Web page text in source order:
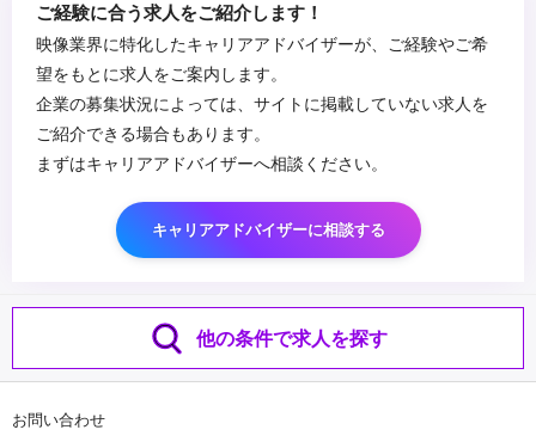
ご経験に合う求人をご紹介します！
映像業界に特化したキャリアアドバイザーが、ご経験やご希
望をもとに求人をご案内します。
企業の募集状況によっては、サイトに掲載していない求人を
ご紹介できる場合もあります。
まずはキャリアアドバイザーへ相談ください。
キャリアアドバイザーに相談する
他の条件で求人を探す
お問い合わせ